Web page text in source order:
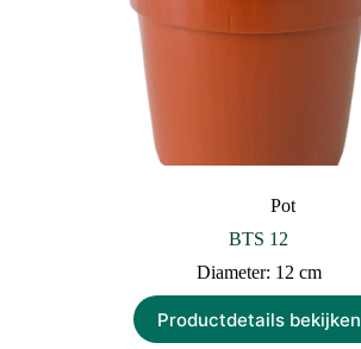
Pot
BTS 12
Diameter: 12 cm
Productdetails bekijken